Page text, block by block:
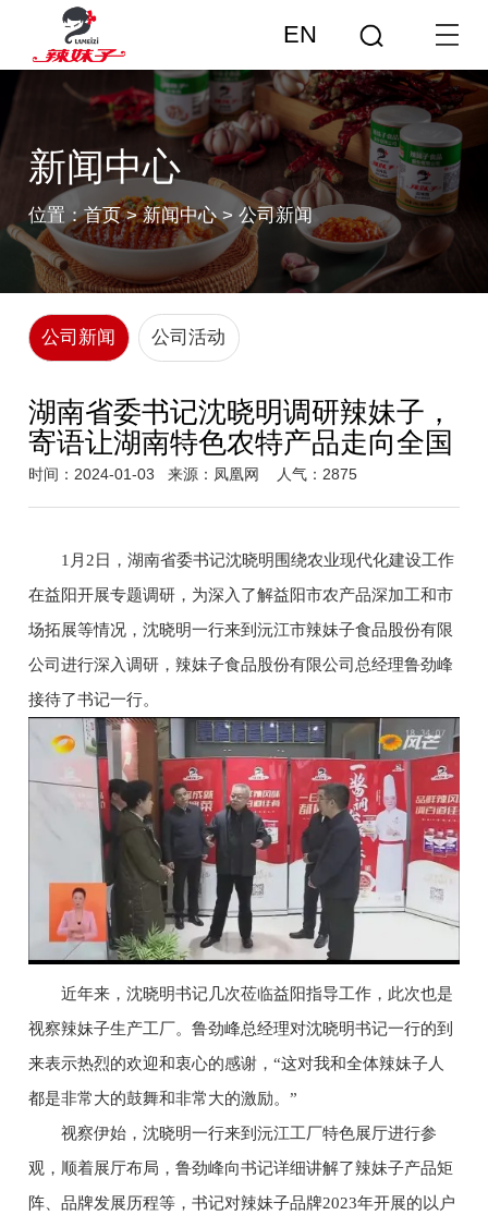
EN
新闻中心
位置：首页>新闻中心> 公司新闻
公司新闻 公司活动
湖南省委书记沈晓明调研辣妹子，
寄语让湖南特色农特产品走向全国
时间：2024-01-03 来源：凤凰网 人气：2875
1月2日，湖南省委书记沈晓明围绕农业现代化建设工作
在益阳开展专题调研，为深入了解益阳市农产品深加工和市
场拓展等情况，沈晓明一行来到沅江市辣妹子食品股份有限
公司进行深入调研，辣妹子食品股份有限公司总经理鲁劲峰
接待了书记一行。
近年来，沈晓明书记几次莅临益阳指导工作，此次也是
视察辣妹子生产工厂。鲁劲峰总经理对沈晓明书记一行的到
来表示热烈的欢迎和衷心的感谢，“这对我和全体辣妹子人
都是非常大的鼓舞和非常大的激励。”
视察伊始，沈晓明一行来到沅江工厂特色展厅进行参
观，顺着展厅布局，鲁劲峰向书记详细讲解了辣妹子产品矩
阵、品牌发展历程等，书记对辣妹子品牌2023年开展的以户